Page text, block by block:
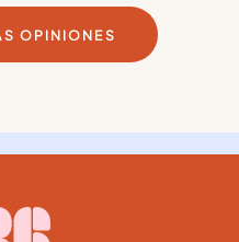
OPINIONES